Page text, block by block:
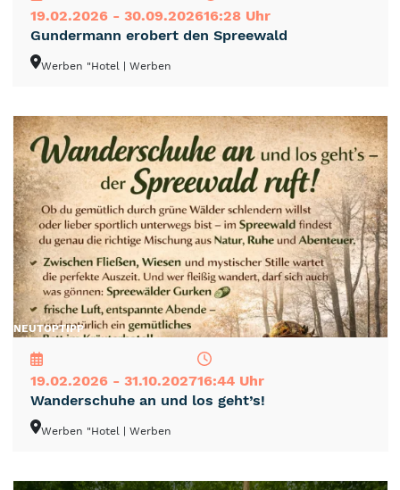
19.02.2026 - 30.09.202616:28 Uhr
Gundermann erobert den Spreewald
Werben "Hotel | Werben
NEUTOPTIPP
19.02.2026 - 31.10.202716:44 Uhr
Wanderschuhe an und los geht’s!
Werben "Hotel | Werben